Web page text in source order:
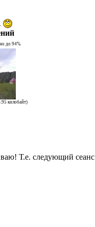
до 94%
килобайт)
Т.е. следующий сеанс